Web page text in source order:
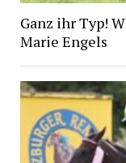
Ganz ihr Typ!
Marie Engels